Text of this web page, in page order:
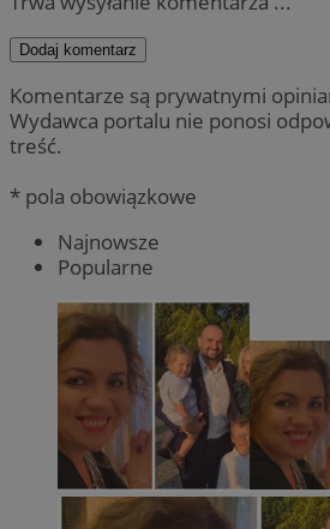
Dodaj komentarz
Komentarze są prywatnymi
Wydawca portalu nie ponosi
treść.
* pola obowiązkowe
Najnowsze
Popularne